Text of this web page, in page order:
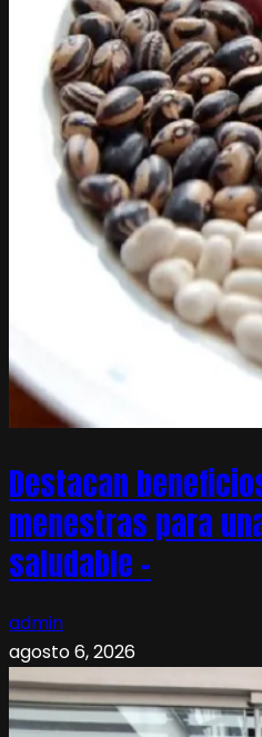
Destacan
menestras para
saludable –
admin
agosto 6, 2026